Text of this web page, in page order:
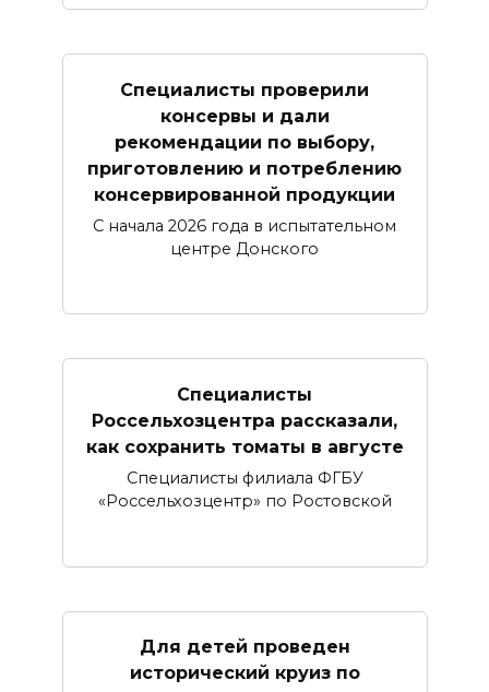
Специалисты проверили
консервы и дали
рекомендации по выбору,
приготовлению и потреблению
консервированной продукции
С начала 2026 года в испытательном
центре Донского
Специалисты
Россельхозцентра рассказали,
как сохранить томаты в августе
Специалисты филиала ФГБУ
«Россельхозцентр» по Ростовской
Для детей проведен
исторический круиз по